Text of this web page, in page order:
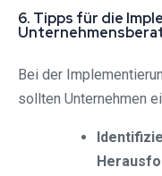
6. Tipps für die
Bei der
sollten Unternehmen